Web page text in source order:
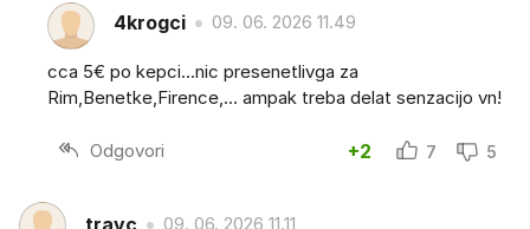
4krogci 09. 06. 2026 11.49
cca 5€ po kepci...nic presenetlivga za
Rim,Benetke,Firence,... ampak treba delat senzacijo vn!
Odgovori +2 7 5
09. 06. 2026 11.11